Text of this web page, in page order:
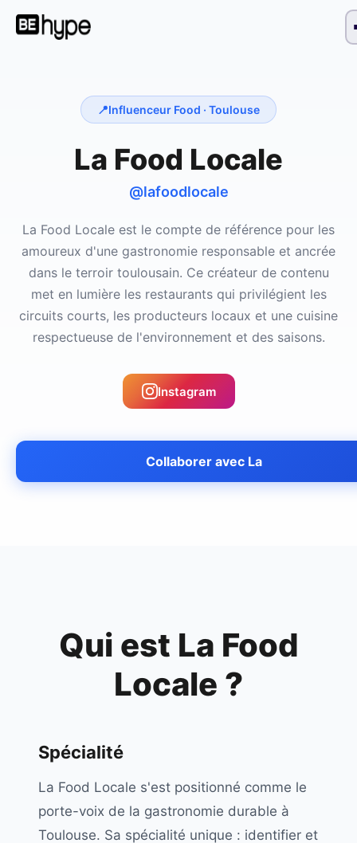
📍Influenceur Food · Toulouse
La Food Locale
@lafoodlocale
La Food Locale est le compte de référence pour les
amoureux d'une gastronomie responsable et ancrée
dans le terroir toulousain. Ce créateur de contenu
met en lumière les restaurants qui privilégient les
circuits courts, les producteurs locaux et une cuisine
respectueuse de l'environnement et des saisons.
Instagram
Collaborer avec La
Qui est La Food
Locale ?
Spécialité
La Food Locale s'est positionné comme le
porte-voix de la gastronomie durable à
Toulouse. Sa spécialité unique : identifier et